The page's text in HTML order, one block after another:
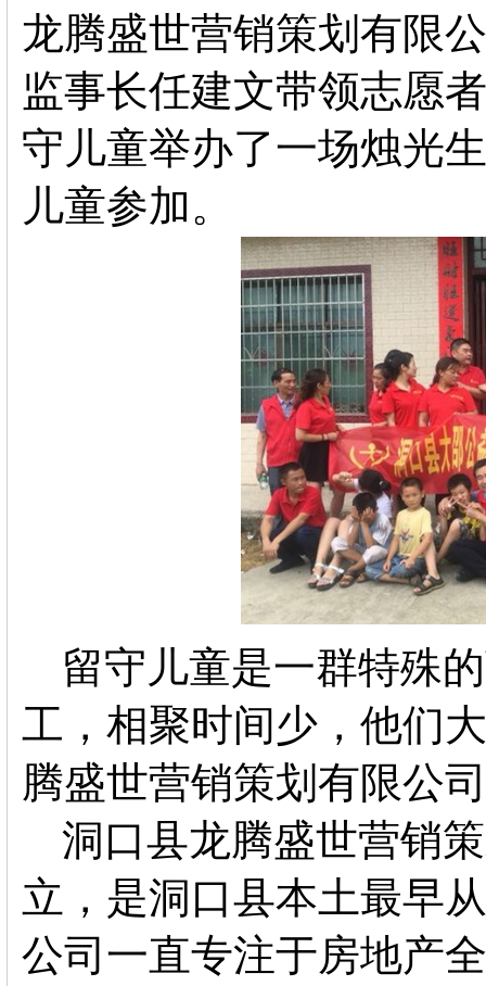
龙腾盛世营销策划有限
监事长任建文带领志愿
守儿童举办了一场烛光
儿童参加。
留守儿童是一群特殊
工，相聚时间少，他们
腾盛世营销策划有限公
洞口县龙腾盛世营销
立，是洞口县本土最早
公司一直专注于房地产